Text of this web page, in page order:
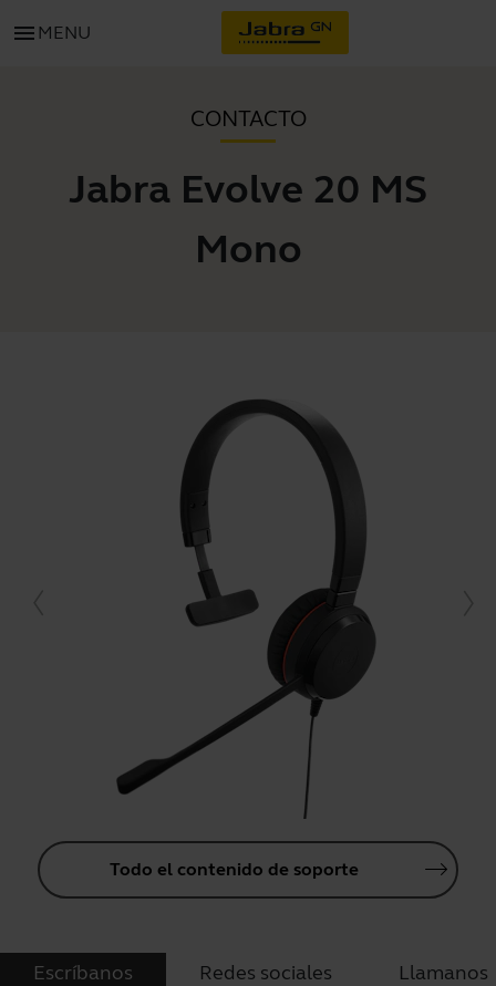
menu MENU
CONTACTO
Jabra Evolve 20 MS
Mono
Todo el contenido de soporte
Escríbanos Redes sociales Llamanos